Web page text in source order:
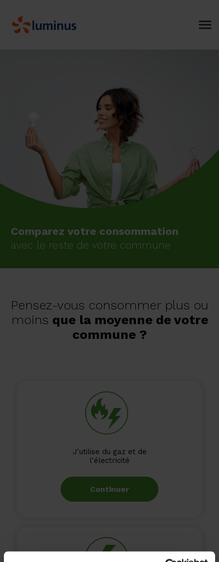
Comparez votre consommation
avec le reste de votre commune
Pensez-vous consommer plus ou
moins que la moyenne de votre
commune ?
J'utilise du gaz et de
l'électricité
Continuer